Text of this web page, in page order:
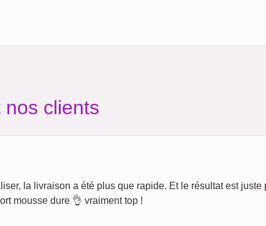
clients
la livraison a été plus que rapide. Et le résultat est
mousse dure 👌 vraiment top !